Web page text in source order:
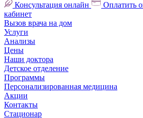
Консультация онлайн Оплатить
кабинет
Вызов врача на дом
Услуги
Анализы
Цены
Наши доктора
Детское отделение
Программы
Персонализированная медицина
Акции
Контакты
Стационар